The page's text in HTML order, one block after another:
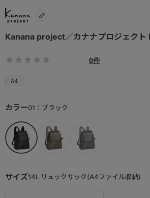
Kanana project／カナナプロジェク
0件
A4
サイズ14L リュックサック(A4ファイル収納)
カラー01：ブラック